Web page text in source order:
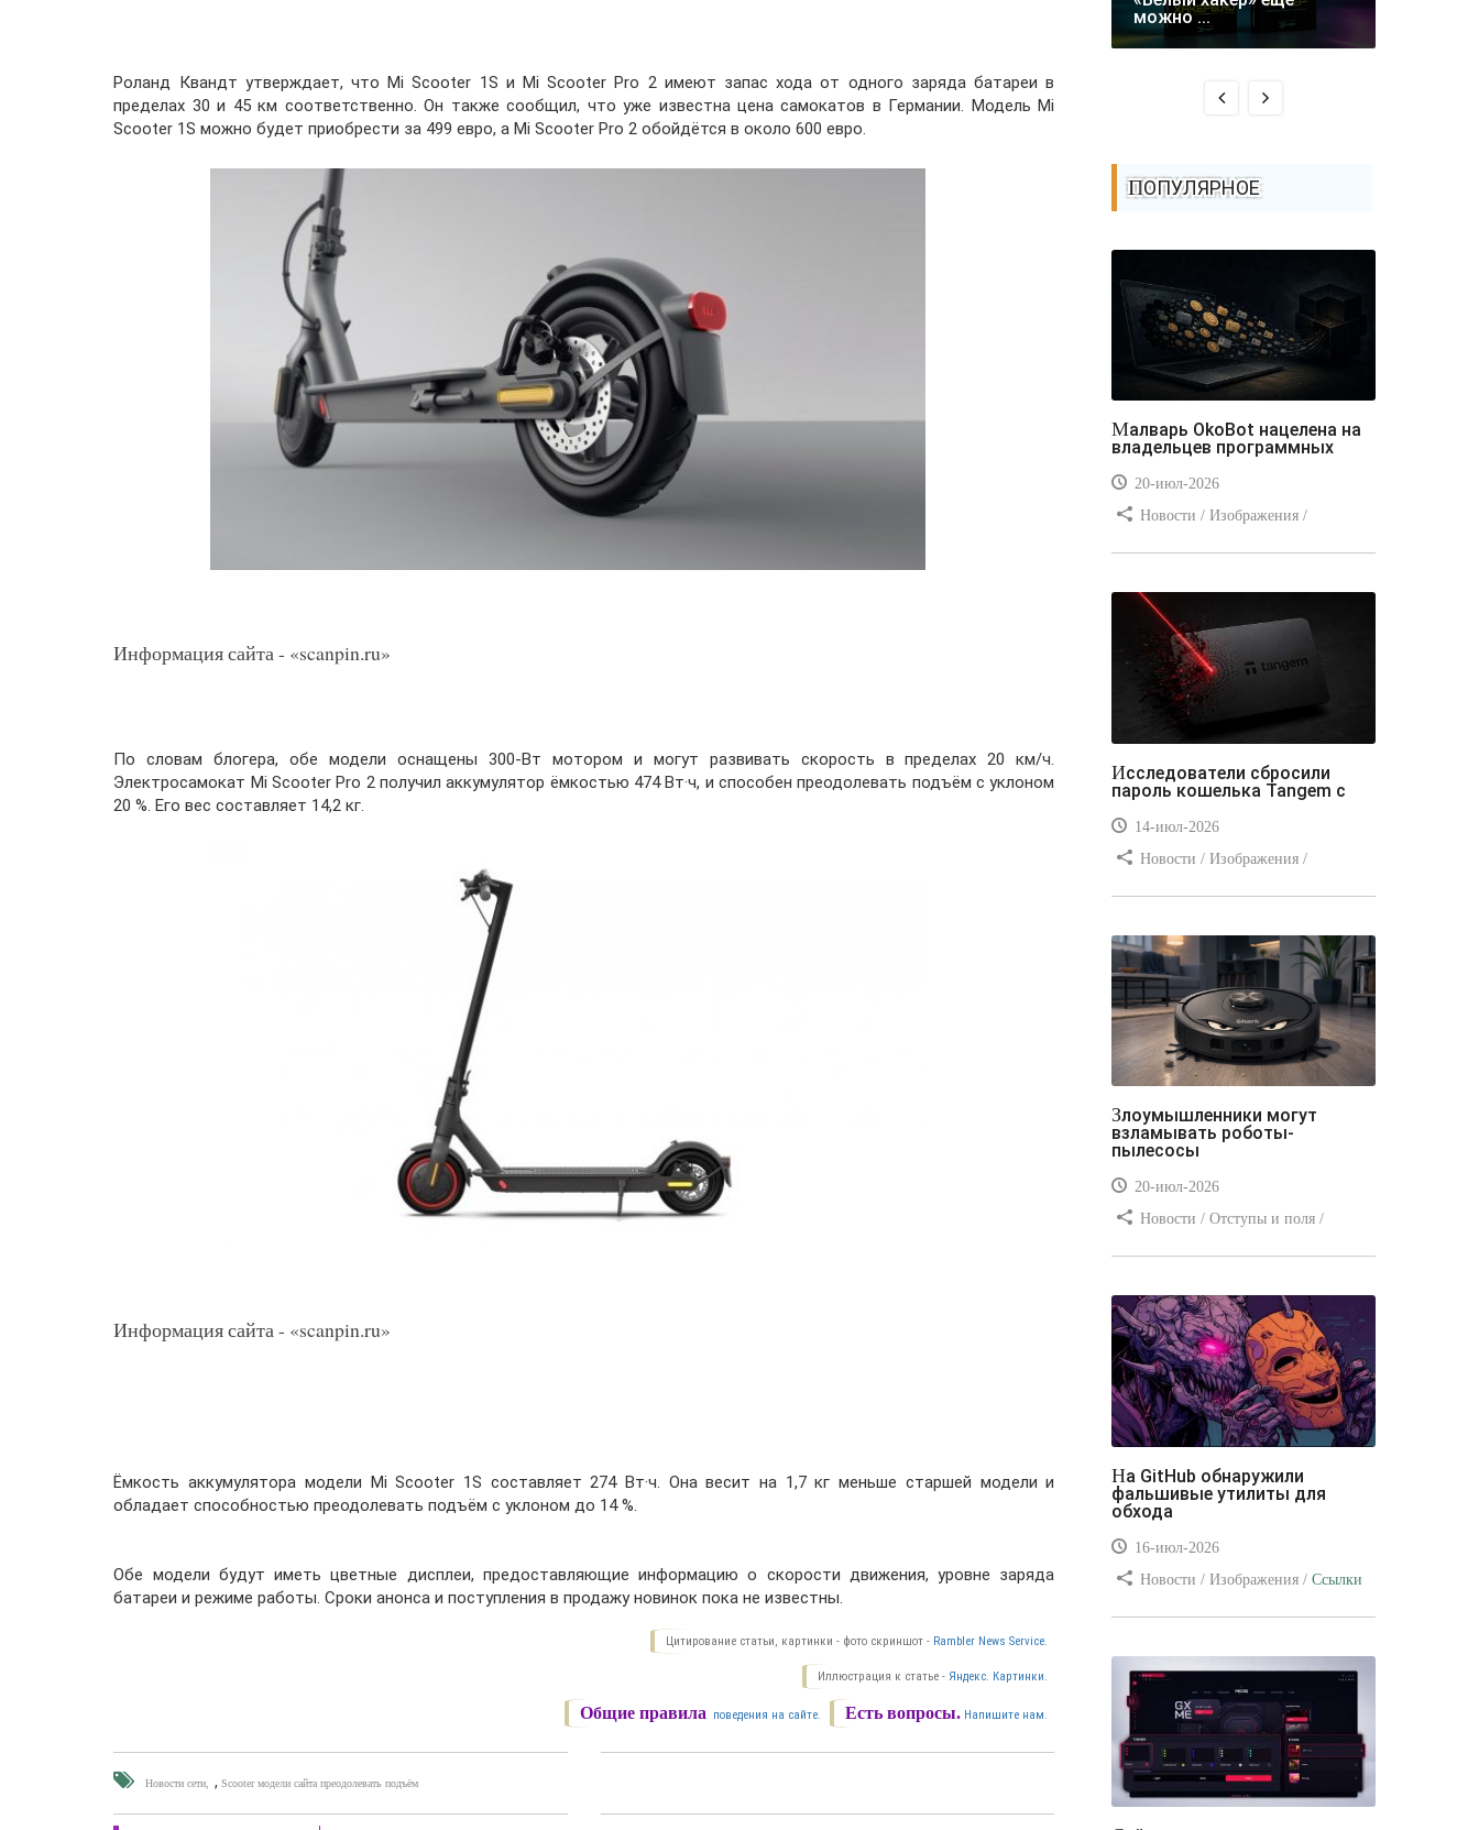
Роланд Квандт утверждает, что Mi Scooter 1S и Mi Scooter Pro 2 имеют запас хода от одного заряда батареи в
пределах 30 и 45 км соответственно. Он также сообщил, что уже известна цена самокатов в Германии. Модель Mi
Scooter 1S можно будет приобрести за 499 евро, а Mi Scooter Pro 2 обойдётся в около 600 евро.
Информация сайта - «scanpin.ru»
По словам блогера, обе модели оснащены 300-Вт мотором и могут развивать скорость в пределах 20 км/ч.
Электросамокат Mi Scooter Pro 2 получил аккумулятор ёмкостью 474 Вт·ч, и способен преодолевать подъём с уклоном
20 %. Его вес составляет 14,2 кг.
Информация сайта - «scanpin.ru»
Ёмкость аккумулятора модели Mi Scooter 1S составляет 274 Вт·ч. Она весит на 1,7 кг меньше старшей модели и
обладает способностью преодолевать подъём с уклоном до 14 %.
Обе модели будут иметь цветные дисплеи, предоставляющие информацию о скорости движения, уровне заряда
батареи и режиме работы. Сроки анонса и поступления в продажу новинок пока не известны.
Цитирование статьи, картинки - фото скриншот - Rambler News Service.
Иллюстрация к статье - Яндекс. Картинки.
Есть вопросы. Напишите нам.
Общие правила поведения на сайте.
Новости сети ,Scooter модели сайта преодолевать подъём
можно ...
ПОПУЛЯРНОЕ
Малварь OkoBot нацелена на
владельцев программных
20-июл-2026
Новости / Изображения /
Самоучитель CSS / Линии и рамки /
Видео уроки / Заработок
Исследователи сбросили
пароль кошелька Tangem с
14-июл-2026
Новости / Изображения /
/ Вёрстка / Видео уроки
Злоумышленники могут
взламывать роботы-
пылесосы
20-июл-2026
Новости / Отступы и поля /
/ Текст / Цвет / Видео уроки
На GitHub обнаружили
фальшивые утилиты для
обхода
16-июл-2026
Новости / Изображения / Ссылки